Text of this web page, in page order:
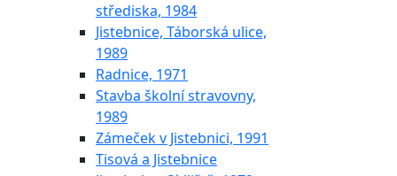
střediska, 1984
Jistebnice, Táborská ulice,
1989
Radnice, 1971
Stavba školní stravovny,
1989
Zámeček v Jistebnici, 1991
Tisová a Jistebnice